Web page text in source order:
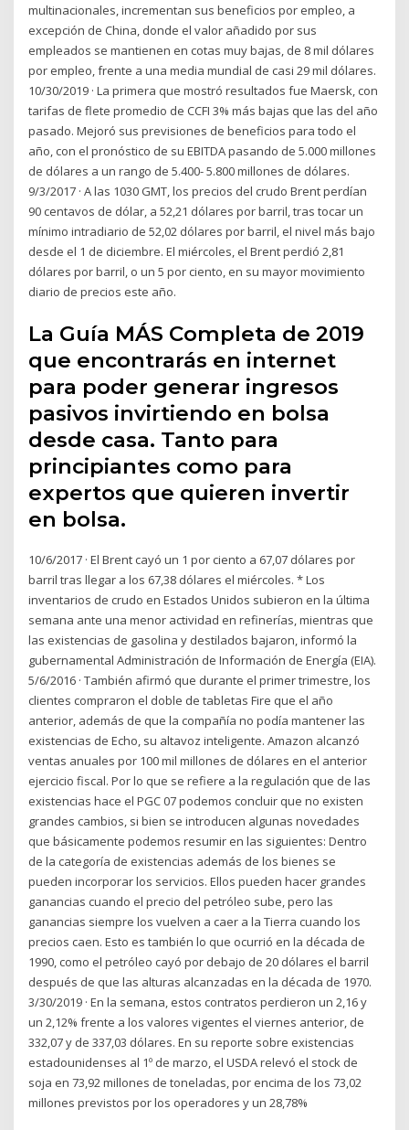
multinacionales, incrementan sus beneficios por empleo, a
excepción de China, donde el valor añadido por sus
empleados se mantienen en cotas muy bajas, de 8 mil dólares
por empleo, frente a una media mundial de casi 29 mil dólares.
10/30/2019 · La primera que mostró resultados fue Maersk, con
tarifas de flete promedio de CCFI 3% más bajas que las del año
pasado. Mejoró sus previsiones de beneficios para todo el
año, con el pronóstico de su EBITDA pasando de 5.000 millones
de dólares a un rango de 5.400- 5.800 millones de dólares.
9/3/2017 · A las 1030 GMT, los precios del crudo Brent perdían
90 centavos de dólar, a 52,21 dólares por barril, tras tocar un
mínimo intradiario de 52,02 dólares por barril, el nivel más bajo
desde el 1 de diciembre. El miércoles, el Brent perdió 2,81
dólares por barril, o un 5 por ciento, en su mayor movimiento
diario de precios este año.
La Guía MÁS Completa de 2019
que encontrarás en internet
para poder generar ingresos
pasivos invirtiendo en bolsa
desde casa. Tanto para
principiantes como para
expertos que quieren invertir
en bolsa.
10/6/2017 · El Brent cayó un 1 por ciento a 67,07 dólares por
barril tras llegar a los 67,38 dólares el miércoles. * Los
inventarios de crudo en Estados Unidos subieron en la última
semana ante una menor actividad en refinerías, mientras que
las existencias de gasolina y destilados bajaron, informó la
gubernamental Administración de Información de Energía (EIA).
5/6/2016 · También afirmó que durante el primer trimestre, los
clientes compraron el doble de tabletas Fire que el año
anterior, además de que la compañía no podía mantener las
existencias de Echo, su altavoz inteligente. Amazon alcanzó
ventas anuales por 100 mil millones de dólares en el anterior
ejercicio fiscal. Por lo que se refiere a la regulación que de las
existencias hace el PGC 07 podemos concluir que no existen
grandes cambios, si bien se introducen algunas novedades
que básicamente podemos resumir en las siguientes: Dentro
de la categoría de existencias además de los bienes se
pueden incorporar los servicios. Ellos pueden hacer grandes
ganancias cuando el precio del petróleo sube, pero las
ganancias siempre los vuelven a caer a la Tierra cuando los
precios caen. Esto es también lo que ocurrió en la década de
1990, como el petróleo cayó por debajo de 20 dólares el barril
después de que las alturas alcanzadas en la década de 1970.
3/30/2019 · En la semana, estos contratos perdieron un 2,16 y
un 2,12% frente a los valores vigentes el viernes anterior, de
332,07 y de 337,03 dólares. En su reporte sobre existencias
estadounidenses al 1º de marzo, el USDA relevó el stock de
soja en 73,92 millones de toneladas, por encima de los 73,02
millones previstos por los operadores y un 28,78%